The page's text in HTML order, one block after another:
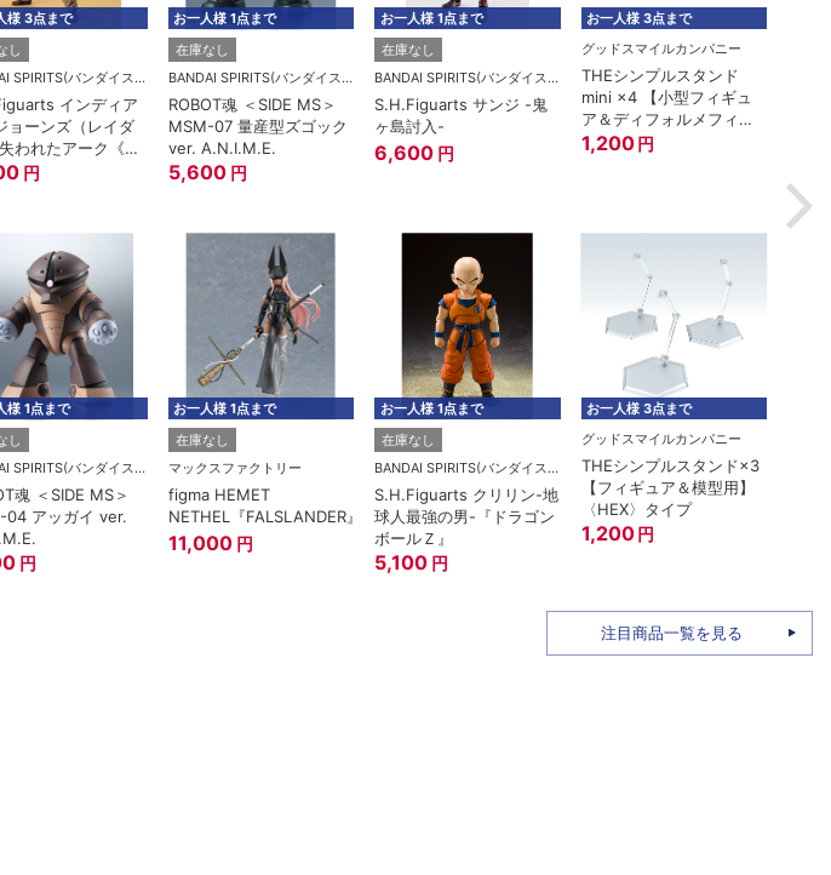
様 3点まで
し
BANDAI SPIRITS(バンダイスピリッツ)
インディア
ョーンズ（レイダ
われたアーク《聖
円
お一人様 1点まで
在庫なし
BANDAI SPIRITS(バンダイスピリッツ)
ROBOT魂 ＜SIDE MS＞
MSM-07 量産型ズゴック
ver. A.N.I.M.E.
5,600 円
お一人様 1点まで
在庫なし
BANDAI SPIRITS(バンダイスピリッツ)
S.H.Figuarts サンジ -鬼
ヶ島討入-
6,600 円
お一人様 3点まで
グッドスマイルカンパニー
THEシンプルスタンド
mini ×4 【小型フィギュ
ア＆ディフォルメフィギ
ュア用】
1,200 円
様 1点まで
し
BANDAI SPIRITS(バンダイスピリッツ)
魂 ＜SIDE MS＞
04 アッガイ ver.
円
お一人様 1点まで
在庫なし
マックスファクトリー
figma HEMET
NETHEL『FALSLANDER』
11,000 円
お一人様 1点まで
在庫なし
BANDAI SPIRITS(バンダイスピリッツ)
S.H.Figuarts クリリン-地
球人最強の男-『ドラゴン
ボールＺ』
5,100 円
お一人様 3点まで
グッドスマイルカンパニー
THEシンプルスタンド×3
【フィギュア＆模型用】
〈HEX〉タイプ
1,200 円
注目商品一覧を見る